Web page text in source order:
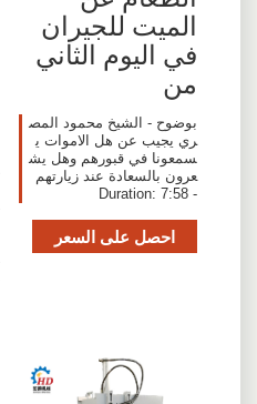
الميت للجيران
في اليوم الثاني
من
بوضوح - الشيخ محمود المص
ري يجيب عن هل الاموات ي
سمعونا في قبورهم وهل يش
عرون بالسعادة عند زيارتهم
- Duration: 7:58
احصل على السعر